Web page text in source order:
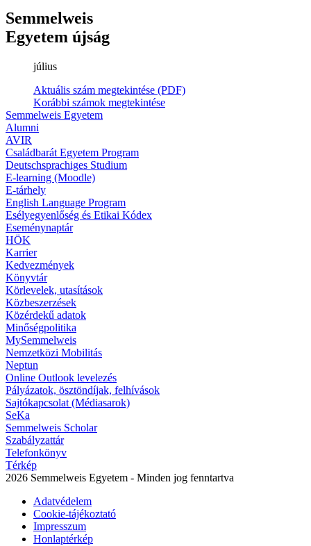
Semmelweis
Egyetem újság
július
Aktuális szám megtekintése (PDF)
Korábbi számok megtekintése
Semmelweis Egyetem
Alumni
AVIR
Családbarát Egyetem Program
Deutschsprachiges Studium
E-learning (Moodle)
E-tárhely
English Language Program
Esélyegyenlőség és Etikai Kódex
Eseménynaptár
HÖK
Karrier
Kedvezmények
Könyvtár
Körlevelek, utasítások
Közbeszerzések
Közérdekű adatok
Minőségpolitika
MySemmelweis
Nemzetközi Mobilitás
Neptun
Online Outlook levelezés
Pályázatok, ösztöndíjak, felhívások
Sajtókapcsolat (Médiasarok)
SeKa
Semmelweis Scholar
Szabályzattár
Telefonkönyv
Térkép
2026 Semmelweis Egyetem - Minden jog fenntartva
Adatvédelem
Cookie-tájékoztató
Impresszum
Honlaptérkép